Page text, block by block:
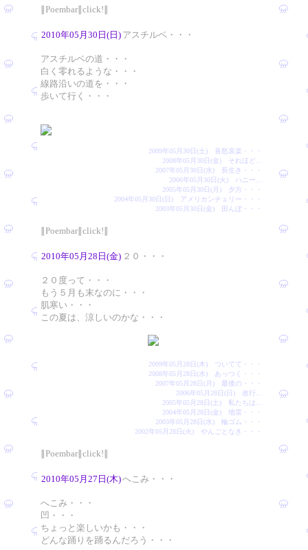
∥Poembar∥click!∥
2010年05月30日(日) アスチルベ・・・
アスチルベの道・・・
白く零れるような・・・
線路沿いの道を・・・
歩いて行く・・・
2009年05月30日(土) 喜怒哀楽・・・
2008年05月30日(金) それほど…
2007年05月30日(水) 長生き・・・
2006年05月30日(火) ハニー…
2005年05月30日(月) 夕方・・・
2004年05月30日(日) アメリカンチェリー・・・
2003年05月30日(金) 田んぼ・・・
∥Poembar∥click!∥
2010年05月28日(金) ２０・・・
２０度って・・・
もう５月も末なのに・・・
肌寒い・・・
この夏は、涼しいのかな・・・
2009年05月28日(木) ついてて・・・
2008年05月28日(水) あっつく・・・
2007年05月28日(月) 最後の・・・
2006年05月28日(日) 改行…
2005年05月28日(土) 私たちは…
2004年05月28日(金) 地雷・・・
2003年05月28日(水) 輪ゴム・・・
2002年05月28日(火) やんごとなき・・・
∥Poembar∥click!∥
2010年05月27日(木)へこみ・・・
へこみ・・・
凹・・・
ちょっと楽しいかも・・・
どんな踊りを踊るんだろう・・・